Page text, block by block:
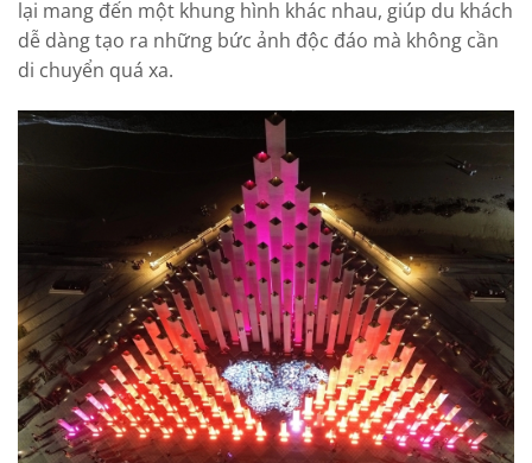
lại mang đến một khung hình khác nhau, giúp du khách
dễ dàng tạo ra những bức ảnh độc đáo mà không cần
di chuyển quá xa.